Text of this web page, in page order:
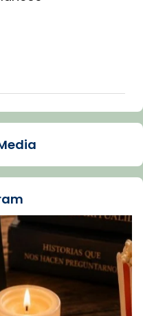
Fa gairebé
Companys, la
Vatican
news/2026-
papa-viaje-